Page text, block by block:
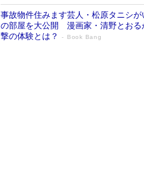
事故物件住みます芸人・松原タニシが
の部屋を大公開 漫画家・清野とおる
撃の体験とは？
Book Bang